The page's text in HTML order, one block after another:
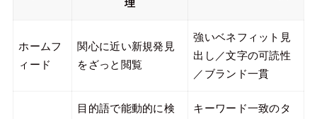
理
ホームフ
ィード
関心に近い新規発見
をざっと閲覧
強いベネフィット見
出し／文字の可読性
／ブランド一貫
目的語で能動的に検
キーワード一致のタ